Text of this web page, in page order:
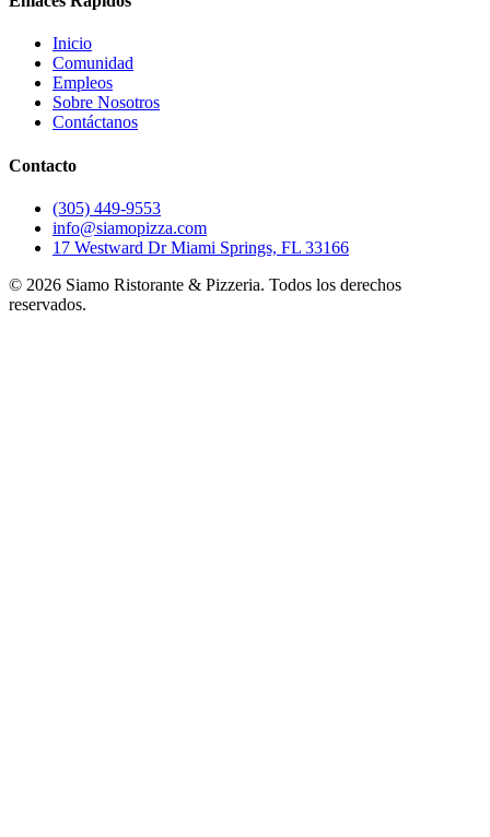
Inicio
Comunidad
Empleos
Sobre Nosotros
Contáctanos
Contacto
(305) 449-9553
info@siamopizza.com
17 Westward Dr Miami Springs, FL 33166
© 2026 Siamo Ristorante & Pizzeria. Todos los derechos
reservados.